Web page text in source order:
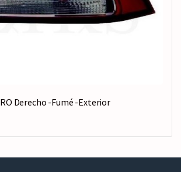
Derecho -Fumé -Exterior